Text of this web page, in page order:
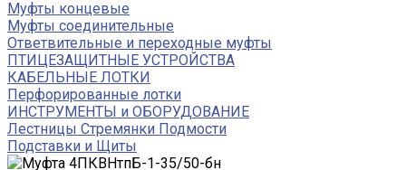
Муфты концевые
Муфты соединительные
Ответвительные и переходные муфты
ПТИЦЕЗАЩИТНЫЕ УСТРОЙСТВА
КАБЕЛЬНЫЕ ЛОТКИ
Перфорированные лотки
ИНСТРУМЕНТЫ и ОБОРУДОВАНИЕ
Лестницы Стремянки Подмости
Подставки и Щиты